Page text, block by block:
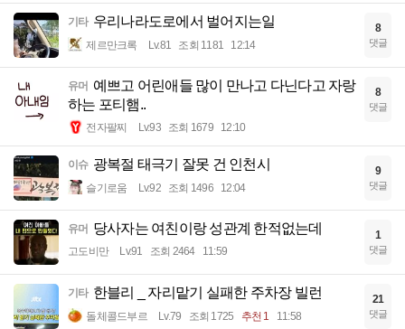
기타 우리나라도로에서 벌어지는일
제르만크록 Lv.81 조회 1181 12:14
8
댓글
유머 예쁘고 어린애들 많이 만나고 다닌다고 자랑
하는 포티햄..
전자팔찌 Lv.93 조회 1679 12:10
8
댓글
이슈 광복절 태극기 잘못 건 인천시
슬기로움 Lv.92 조회 1496 12:04
9
댓글
유머 당사자는 여친이랑 성관계 한적없는데
고도비만 Lv.91 조회 2464 11:59
1
댓글
기타 한블리 _ 자리맡기 실패한 주차장 빌런
돌체콜드부르 Lv.79 조회 1725 추천 1 11:58
21
댓글